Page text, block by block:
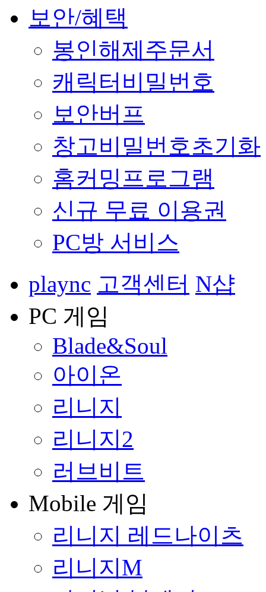
보안/혜택
봉인해제주문서
캐릭터비밀번호
보안버프
창고비밀번호초기화
홈커밍프로그램
신규 무료 이용권
PC방 서비스
plaync 고객센터 N샵
PC 게임
Blade&Soul
아이온
리니지
리니지2
러브비트
Mobile 게임
리니지 레드나이츠
리니지M